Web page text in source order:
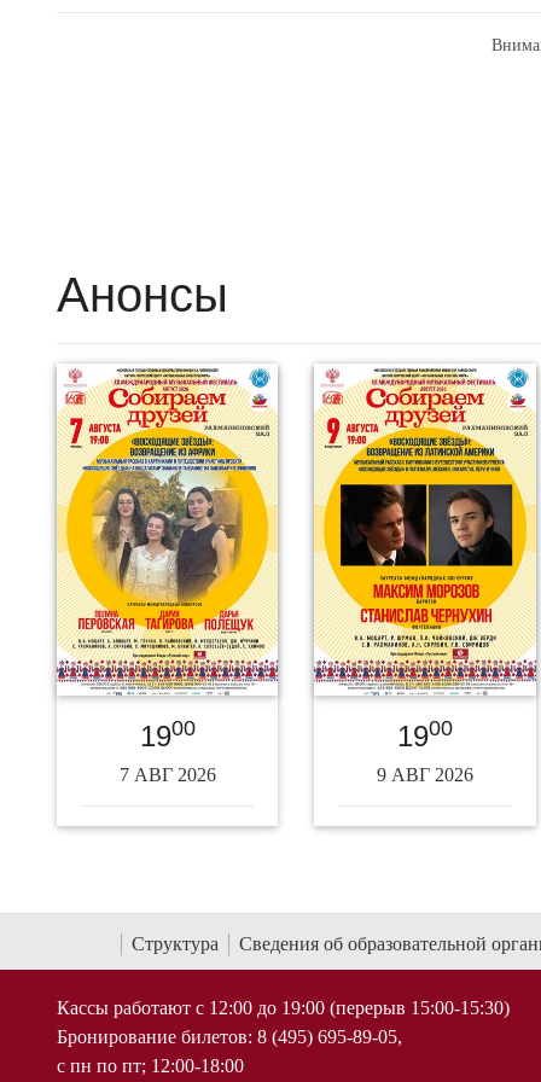
Анонсы
1900
7 АВГ 2026
1900
9 АВГ 2026
Структура Сведения об образовательной
Кассы работают с 12:00 до 19:00 (перерыв 15:00-15:30)
Бронирование билетов: 8 (495) 695-89-05,
с пн по пт; 12:00-18:00